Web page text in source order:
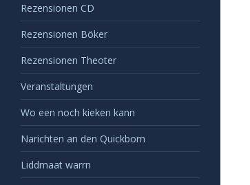
Rezensionen CD
Rezensionen Böker
Rezensionen Theoter
Veranstaltungen
Wo een noch kieken kann
Narichten an den Quickborn
Liddmaat warrn